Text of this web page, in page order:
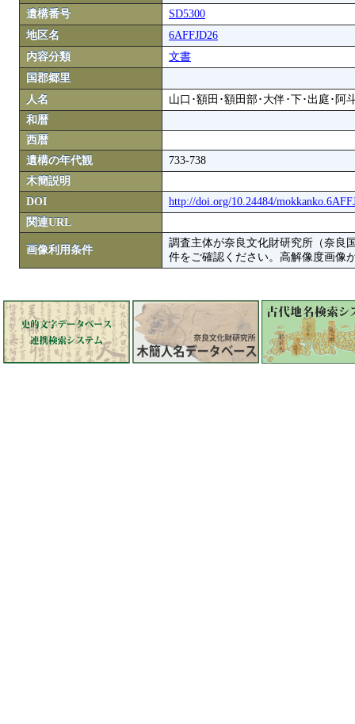
遺構番号
SD5300
地区名
6AFFJD26
内容分類
文書
国郡郷里
人名
山口･額田･額田部･大伴･下･出庭･阿
和暦
西暦
遺構の年代観
733-738
木簡説明
DOI
http://doi.org/10.24484/
関連URL
画像利用条件
調査主体が奈良文化財研究所（奈良
件をご確認ください。高解像度画像